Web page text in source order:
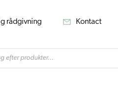
rådgivning Kontact